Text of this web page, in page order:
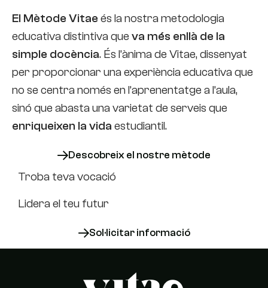
El Mètode Vitae és la nostra metodologia
educativa distintiva que va més enllà de la
simple docència. És l’ànima de Vitae, dissenyat
per proporcionar una experiència educativa que
no se centra només en l’aprenentatge a l’aula,
sinó que abasta una varietat de serveis que
enriqueixen la vida estudiantil.
Descobreix el nostre mètode
Troba teva vocació
Lidera el teu futur
Sol·licitar informació